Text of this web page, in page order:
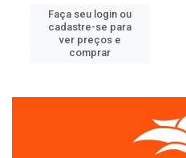
Faça seu login ou
cadastre-se para
ver preços e
comprar